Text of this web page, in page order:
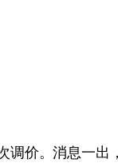
调价。消息一出